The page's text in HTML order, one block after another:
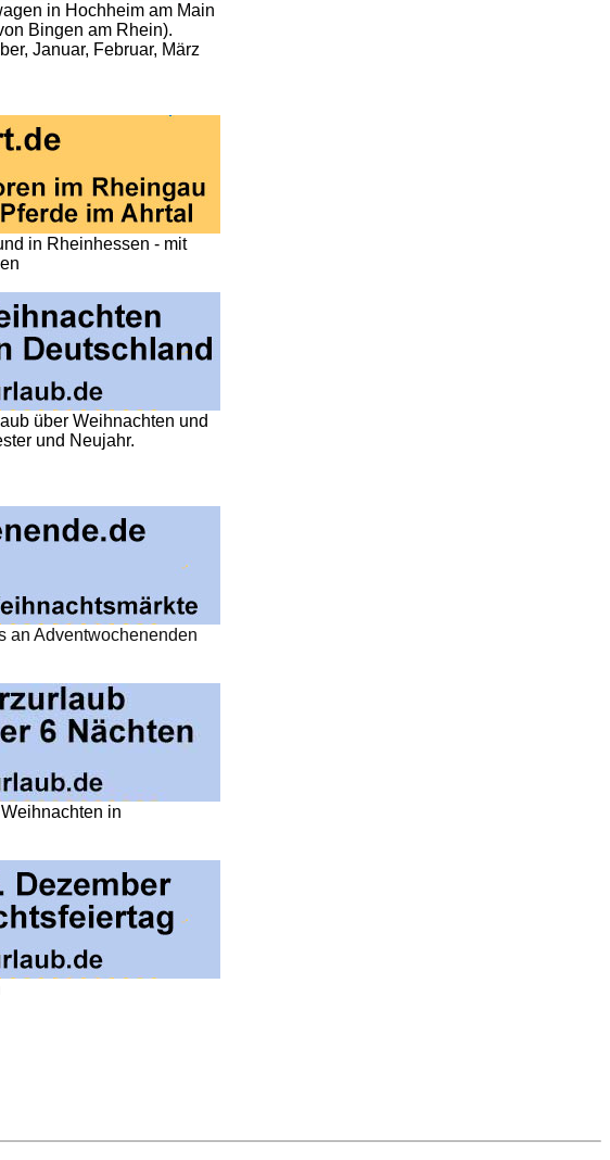
in Hochheim am Main
Bingen am Rhein).
Januar, Februar, März
in Rheinhessen - mit
über Weihnachten und
und Neujahr.
an Adventwochenenden
in